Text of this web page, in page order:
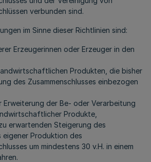
verbunden sind.
im Sinne dieser Richtlinien sind:
Erzeugerinnen oder Erzeuger in den
Produkten, die bisher
des Zusammenschlusses einbezogen
Erweiterung der Be- oder Verarbeitung
Produkte,
erwartenden Steigerung des
eigener Produktion des
um mindestens 30 v.H. in einem